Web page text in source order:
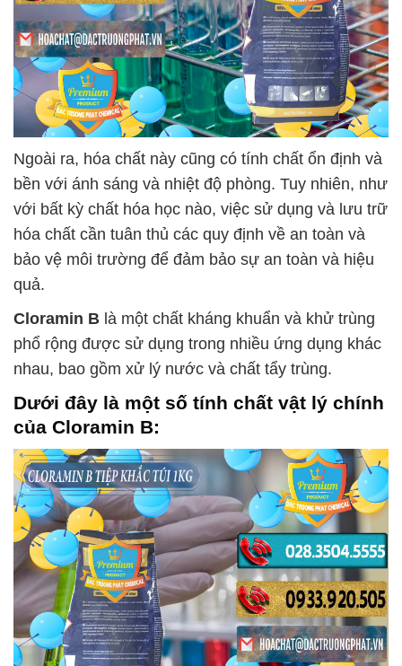
Ngoài ra, hóa chất này cũng có tính chất ổn định và
bền với ánh sáng và nhiệt độ phòng. Tuy nhiên, như
với bất kỳ chất hóa học nào, việc sử dụng và lưu trữ
hóa chất cần tuân thủ các quy định về an toàn và
bảo vệ môi trường để đảm bảo sự an toàn và hiệu
quả.
Cloramin B là một chất kháng khuẩn và khử trùng
phổ rộng được sử dụng trong nhiều ứng dụng khác
nhau, bao gồm xử lý nước và chất tẩy trùng.
Dưới đây là một số tính chất vật lý chính
của Cloramin B: